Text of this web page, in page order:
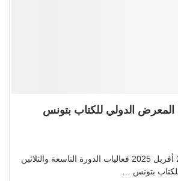
الـ39 من المعرض الدولي للكتاب بتونس
تنطلق يوم الجمعة 25 أفريل 2025 فعاليات الدورة التاسعة والثلاثين
بتونس …